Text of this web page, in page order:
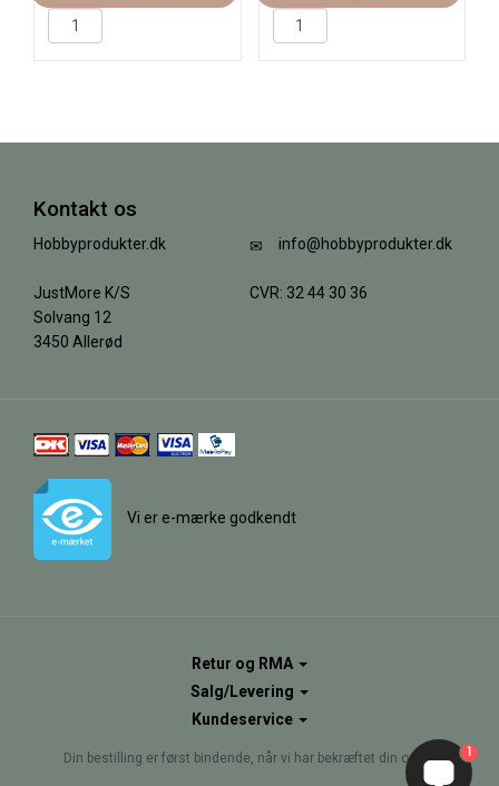
Kontakt os
Hobbyprodukter.dk
JustMore K/S
Solvang 12
3450 Allerød
info@hobbyprodukter.dk
CVR: 32 44 30 36
Vi er e-mærke godkendt
Retur og RMA
Salg/Levering
Kundeservice
Din bestilling er først bindende, når vi har bekræftet din ordre. 1